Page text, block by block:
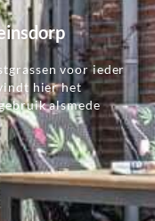
voor ieder
hier het
alsmede